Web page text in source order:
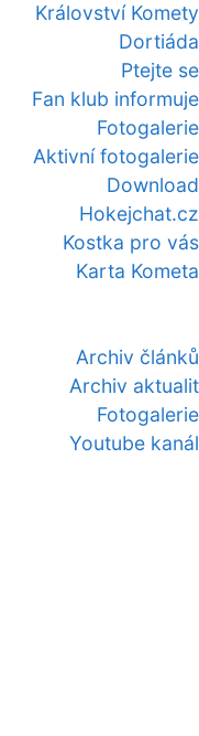
Království Komety
Dortiáda
Ptejte se
Fan klub informuje
Fotogalerie
Aktivní fotogalerie
Download
Hokejchat.cz
Kostka pro vás
Karta Kometa
Archiv článků
Archiv aktualit
Fotogalerie
Youtube kanál